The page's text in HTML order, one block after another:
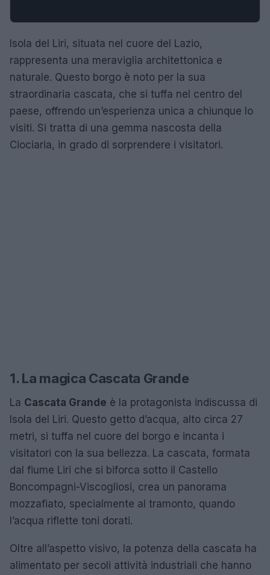
Isola del Liri, situata nel cuore del Lazio,
rappresenta una meraviglia architettonica e
naturale. Questo borgo è noto per la sua
straordinaria cascata, che si tuffa nel centro del
paese, offrendo un’esperienza unica a chiunque lo
visiti. Si tratta di una gemma nascosta della
Ciociaria, in grado di sorprendere i visitatori.
1. La magica Cascata Grande
La Cascata Grande è la protagonista indiscussa di
Isola del Liri. Questo getto d’acqua, alto circa 27
metri, si tuffa nel cuore del borgo e incanta i
visitatori con la sua bellezza. La cascata, formata
dal fiume Liri che si biforca sotto il Castello
Boncompagni-Viscogliosi, crea un panorama
mozzafiato, specialmente al tramonto, quando
l’acqua riflette toni dorati.
Oltre all’aspetto visivo, la potenza della cascata ha
alimentato per secoli attività industriali che hanno